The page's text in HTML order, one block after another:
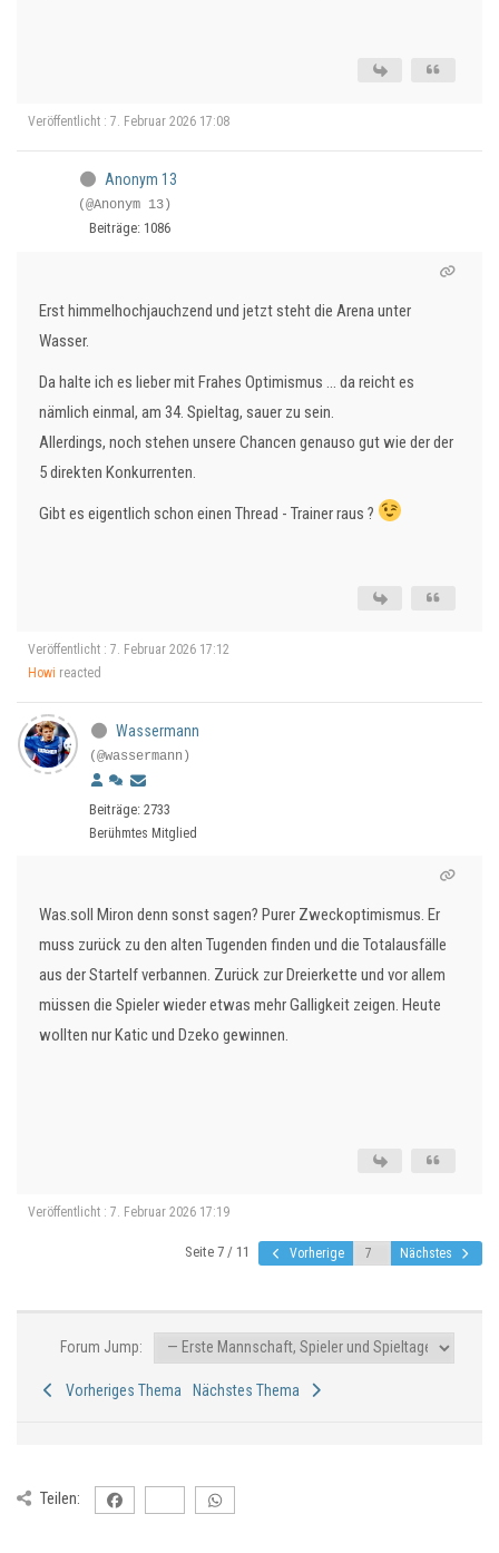
Veröffentlicht : 7. Februar 2026 17:08
Anonym 13
(@Anonym 13)
Beiträge: 1086
Erst himmelhochjauchzend und jetzt steht die Arena unter
Wasser.
Da halte ich es lieber mit Frahes Optimismus ... da reicht es
nämlich einmal, am 34. Spieltag, sauer zu sein.
Allerdings, noch stehen unsere Chancen genauso gut wie der der
5 direkten Konkurrenten.
Gibt es eigentlich schon einen Thread - Trainer raus ?
Veröffentlicht : 7. Februar 2026 17:12
Howi reacted
Wassermann
(@wassermann)
Beiträge: 2733
Berühmtes Mitglied
Was.soll Miron denn sonst sagen? Purer Zweckoptimismus. Er
muss zurück zu den alten Tugenden finden und die Totalausfälle
aus der Startelf verbannen. Zurück zur Dreierkette und vor allem
müssen die Spieler wieder etwas mehr Galligkeit zeigen. Heute
wollten nur Katic und Dzeko gewinnen.
Veröffentlicht : 7. Februar 2026 17:19
Seite 7 / 11 Vorherige Nächstes
Forum Jump:
Vorheriges Thema Nächstes Thema
Teilen: